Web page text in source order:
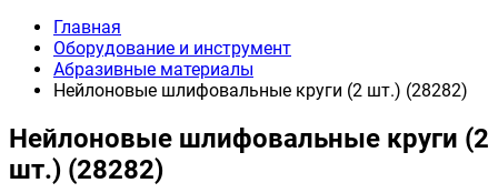
Главная
Оборудование и инструмент
Абразивные материалы
Нейлоновые шлифовальные круги (2 шт.) (28282)
Нейлоновые шлифовальные круги (2
шт.) (28282)